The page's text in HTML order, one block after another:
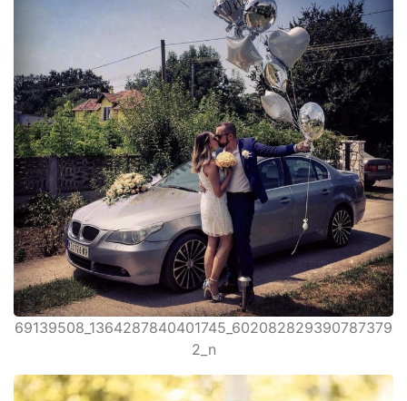
69139508_1364287840401745_602082829390787379
2_n